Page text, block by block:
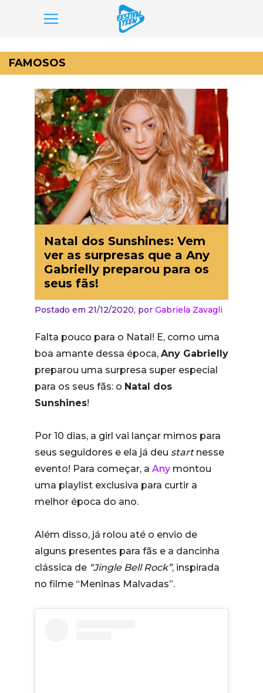
para
o
conteúdo
FAMOSOS
Natal dos Sunshines: Vem
ver as surpresas que a Any
Gabrielly preparou para os
seus fãs!
Postado em 21/12/2020, por Gabriela Zavagli
Falta pouco para o Natal! E, como uma
boa amante dessa época, Any Gabrielly
preparou uma surpresa super especial
para os seus fãs: o Natal dos
Sunshines!
Por 10 dias, a girl vai lançar mimos para
seus seguidores e ela já deu startnesse
evento! Para começar, a Any montou
uma playlist exclusiva para curtir a
melhor época do ano.
Além disso, já rolou até o envio de
alguns presentes para fãs e a dancinha
clássica de “Jingle Bell Rock”, inspirada
no filme “Meninas Malvadas”.